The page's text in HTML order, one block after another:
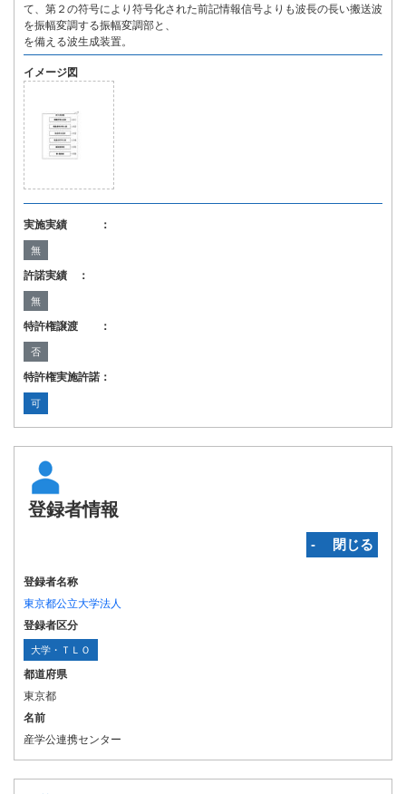
て、第２の符号により符号化された前記情報信号よりも波長の長い搬送波
を振幅変調する振幅変調部と、
を備える波生成装置。
イメージ図
実施実績 ：
無
許諾実績 ：
無
特許権譲渡 ：
否
特許権実施許諾：
可
登録者情報
‐ 閉じる
登録者名称
東京都公立大学法人
登録者区分
大学・ＴＬＯ
都道府県
東京都
名前
産学公連携センター